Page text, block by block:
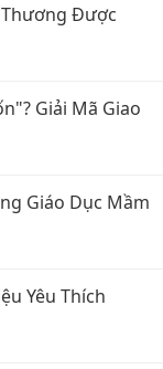
Thương Được
Giải Mã Giao
Giáo Dục Mầm
Yêu Thích